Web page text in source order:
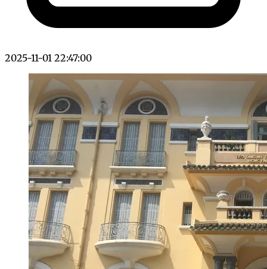
2025-11-01 22:47:00